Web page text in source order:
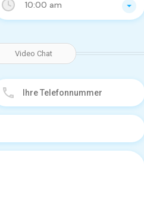
10:00 am
Video Chat